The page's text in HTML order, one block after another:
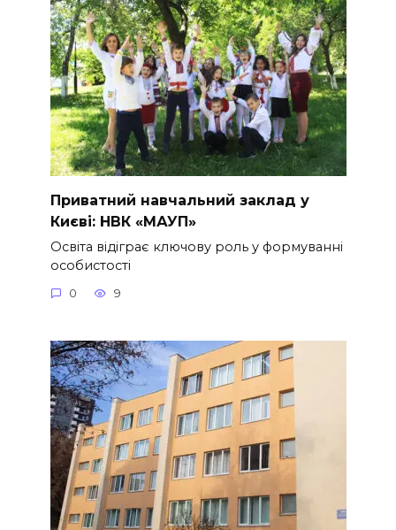
Приватний навчальний заклад у
Києві: НВК «МАУП»
Освіта відіграє ключову роль у формуванні
особистості
0 9